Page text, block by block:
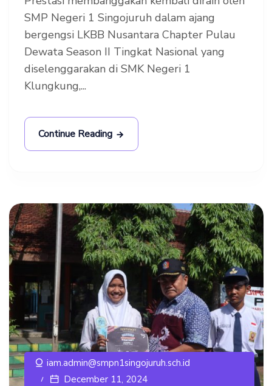
SMP Negeri 1 Singojuruh dalam ajang
bergengsi LKBB Nusantara Chapter Pulau
Dewata Season II Tingkat Nasional yang
diselenggarakan di SMK Negeri 1
Klungkung,...
Continue Reading
iam.admin@smpn1singojuruh.sch.id
December 11, 2024